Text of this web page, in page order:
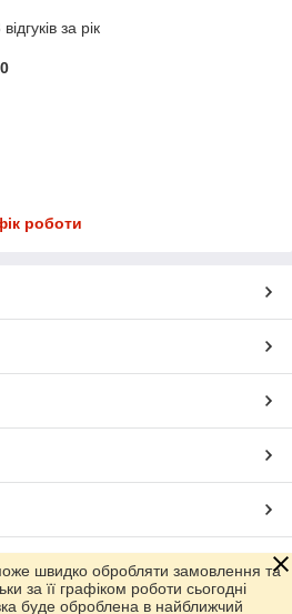
за рік
роботи
Prom.ua
швидко обробляти замовлення та
за її графіком роботи сьогодні
буде оброблена в найближчий